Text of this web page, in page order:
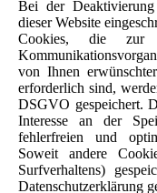
Bei der
dieser Website
Cookies, die zur
von Ihnen
erforderlich sind,
DSGVO gespeichert.
Interesse an der
fehlerfreien und
Soweit andere
Surfverhaltens)
Datenschutzerklärung